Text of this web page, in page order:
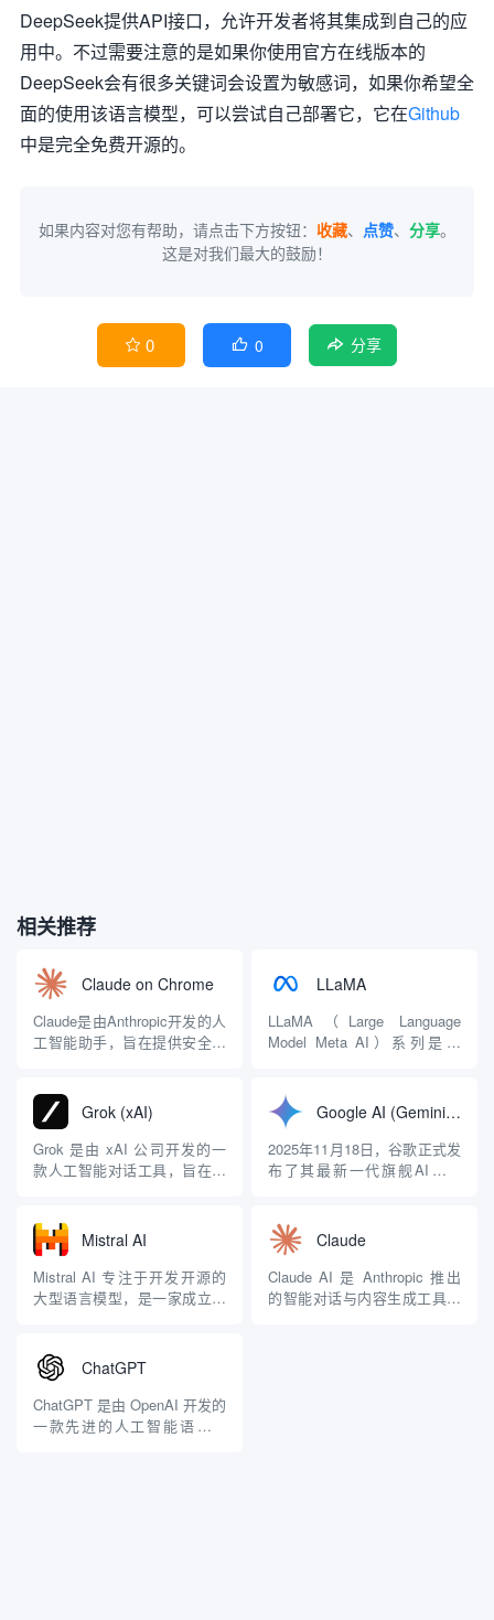
DeepSeek提供API接口，允许开发者将其集成到自己的应
用中。不过需要注意的是如果你使用官方在线版本的
DeepSeek会有很多关键词会设置为敏感词，如果你希望全
面的使用该语言模型，可以尝试自己部署它，它在Github
中是完全免费开源的。
如果内容对您有帮助，请点击下方按钮： 收藏、 点赞、 分享。
这是对我们最大的鼓励！
 0  0 分享
相关推荐
Claude on Chrome
Claude是由Anthropic开发的人
工智能助手，旨在提供安全、
许用户将AI功能直接整合到浏
览器中，从而在浏览网页时获
取即时帮助，例如总结内容、
回答问题、翻译文本或生成内
LLaMA
LLaMA（Large Language
Model Meta AI）系列是由
首次发布以来，LLaMA系列已
经经历了多个版本的更新。具
有以下主要特点和发展：
LLaMA 1 ...
Grok (xAI)
Grok 是由 xAI 公司开发的一
款人工智能对话工具，旨在为
克（Elon Musk）领导的 xAI
于 2023 年 3 月启动，首款模
型 Grok 1 于同年 11 月发布。
Grok...
Google AI (Gemini/ Studio)
2025年11月18日，谷歌正式发
布了其最新一代旗舰AI模型
列仅7个月后的又一次重大升
级，被官方称为“迄今最智能的
模型”。此次发布采用激进策
略：从Day 1...
Mistral AI
Mistral AI 专注于开发开源的
大型语言模型，是一家成立于
的员工创立，迅速在AI领域崭
露头角，致力于提供透明和可
定制的AI解决方案，成为对抗
大型科技公司（如Open...
Claude
Claude AI 是 Anthropic 推出
的智能对话与内容生成工具，
ChatGPT
ChatGPT 是由 OpenAI 开发的
一款先进的人工智能语言模